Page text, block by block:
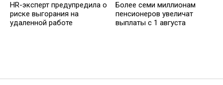
HR-эксперт предупредила о
риске выгорания на
удаленной работе
Более семи миллионам
пенсионеров увеличат
выплаты с 1 августа